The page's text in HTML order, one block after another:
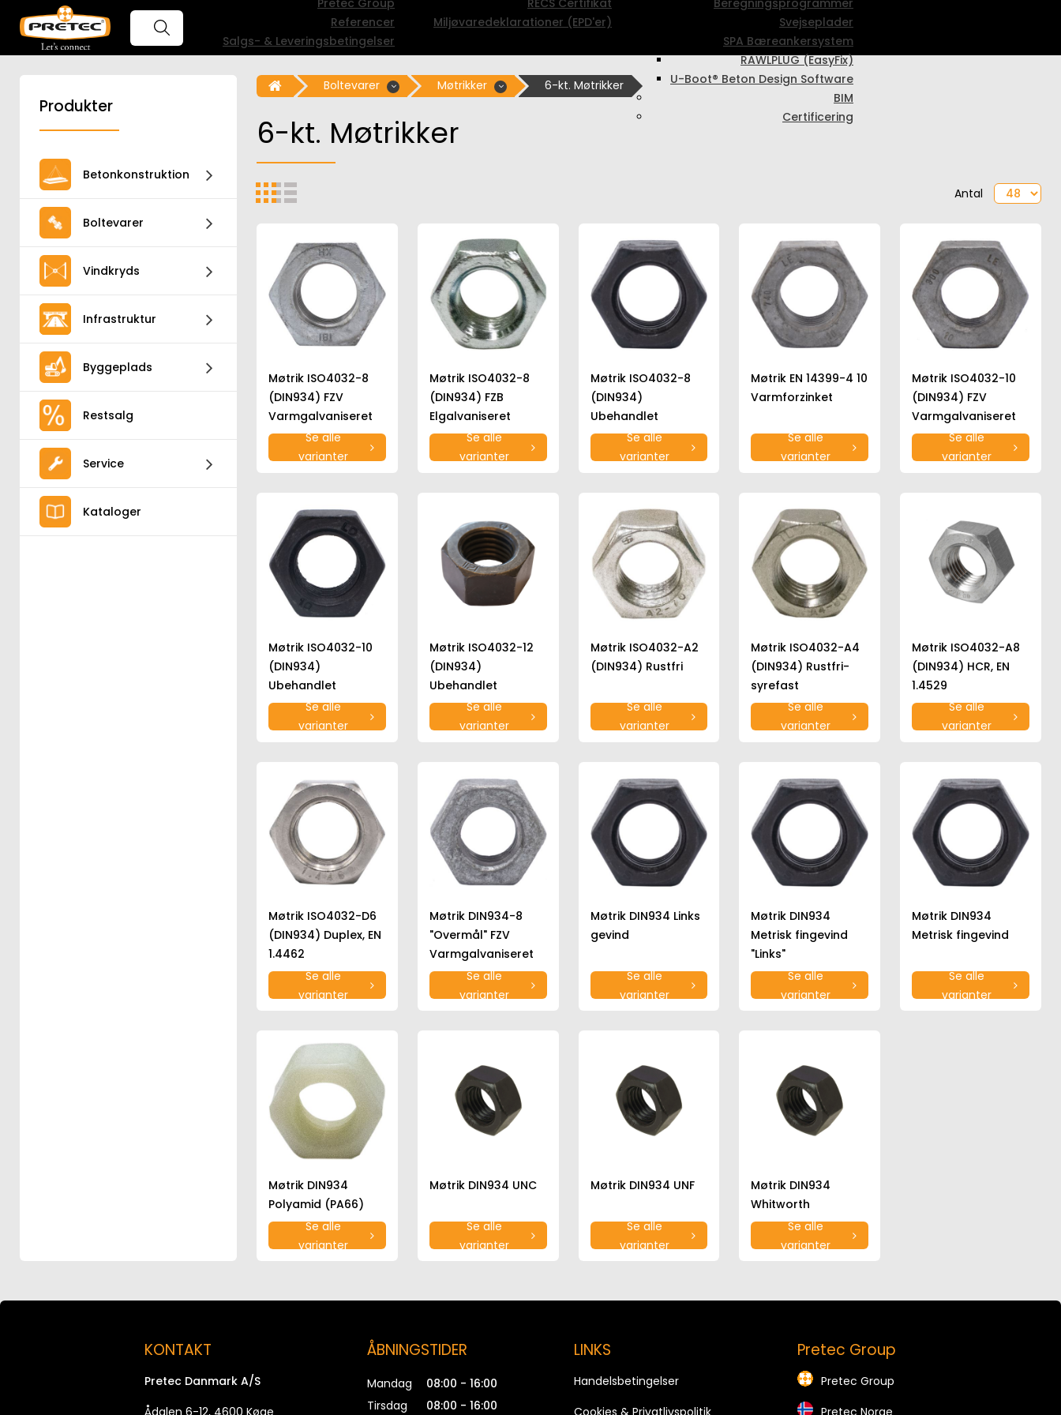
Pretec Group
Referencer
Salgs- & Leveringsbetingelser
RECS Certifikat
Miljøvaredeklarationer (EPD'er)
Beregningsprogrammer
Svejseplader
SPA Bæreankersystem
RAWLPLUG (EasyFix)
U-Boot® Beton Design Software
BIM
Certificering
Produkter
Betonkonstruktion
Boltevarer
Vindkryds
Infrastruktur
Byggeplads
Restsalg
Service
Kataloger
Boltevarer Møtrikker 6-kt. Møtrikker
6-kt. Møtrikker
Antal
Møtrik ISO4032-8
(DIN934) FZV
Varmgalvaniseret
Se alle
varianter
Møtrik ISO4032-8
(DIN934) FZB
Elgalvaniseret
Se alle
varianter
Møtrik ISO4032-8
(DIN934)
Ubehandlet
Se alle
varianter
Møtrik EN 14399-4 10
Varmforzinket
Se alle
varianter
Møtrik ISO4032-10
(DIN934) FZV
Varmgalvaniseret
Se alle
varianter
Møtrik ISO4032-10
(DIN934)
Ubehandlet
Se alle
varianter
Møtrik ISO4032-12
(DIN934)
Ubehandlet
Se alle
varianter
Møtrik ISO4032-A2
(DIN934) Rustfri
Se alle
varianter
Møtrik ISO4032-A4
(DIN934) Rustfri-
syrefast
Se alle
varianter
Møtrik ISO4032-A8
(DIN934) HCR, EN
1.4529
Se alle
varianter
Møtrik ISO4032-D6
(DIN934) Duplex, EN
1.4462
Se alle
varianter
Møtrik DIN934-8
"Overmål" FZV
Varmgalvaniseret
Se alle
varianter
Møtrik DIN934 Links
gevind
Se alle
varianter
Møtrik DIN934
Metrisk fingevind
"Links"
Se alle
varianter
Møtrik DIN934
Metrisk fingevind
Se alle
varianter
Møtrik DIN934
Polyamid (PA66)
Se alle
varianter
Møtrik DIN934 UNC
Se alle
varianter
Møtrik DIN934 UNF
Se alle
varianter
Møtrik DIN934
Whitworth
Se alle
varianter
KONTAKT
Pretec Danmark A/S
ÅBNINGSTIDER
Mandag
08:00 - 16:00
Tirsdag
08:00 - 16:00
LINKS
Handelsbetingelser
Pretec Group
Pretec Group